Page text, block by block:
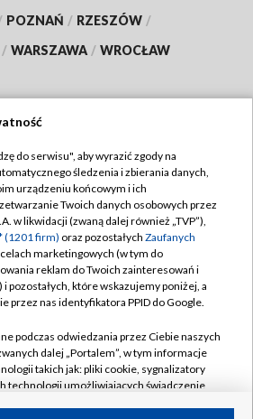
POZNAŃ / RZESZÓW /
/ WARSZAWA / WROCŁAW
TVP
Cyfrowa
Regulamin TVP
prywatności
Moje zgody
Pomoc
Kontakt
Kanały
do serwisu", aby wyrazić zgody na
śledzenia i zbierania danych,
urządzeniu końcowym i ich
Twoich danych osobowych przez
w likwidacji (zwaną dalej również „TVP”),
(1201 firm) oraz pozostałych Zaufanych
celach marketingowych (w tym do
reklam do Twoich zainteresowań i
pozostałych, które wskazujemy poniżej, a
przez nas identyfikatora PPID do Google.
podczas odwiedzania przez Ciebie naszych
dalej „Portalem”, w tym informacje
takich jak: pliki cookie, sygnalizatory
technologii umożliwiających świadczenie